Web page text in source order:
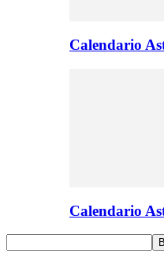
Calendario
Calendario